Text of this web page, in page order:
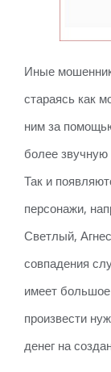
Иные
стараясь как
ним за
более
Так и
персонажи,
Светлый,
совпадения
имеет
произвести
денег на